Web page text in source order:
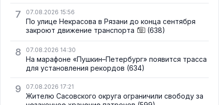
7 07.08.2026 15:56
По улице Некрасова в Рязани до конца сентября
закроют движение транспорта
(638)
8 07.08.2026 14:30
На марафоне «Пушкин–Петербург» появится трасса
для установления рекордов (634)
9 07.08.2026 17:21
Жителю Сасовского округа ограничили свободу за